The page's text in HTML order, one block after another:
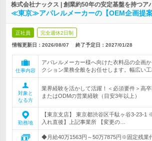
株式会社ナックス | 創業約50年の安定基盤を持つア
≪東京≫アパレルメーカーの【OEM企画提
正社員 完全週休2日制
情報更新日：2026/08/07 終了予定日： 2027/01/28
仕事内容
アパレルメーカー様へ向けた衣料品の企画
クション業務全般をお任せします。幅広い工
対象と
なる方
業界経験を活かして活躍！＜必須要件＞高
またはODMの営業経験（目安3年以上）
勤務地
【東京支店】 東京都渋谷区千駄ヶ谷3-23-1
入れ直後】上記事業所 【変更の…
◆月給40万1563円～50万7875円※固定残業